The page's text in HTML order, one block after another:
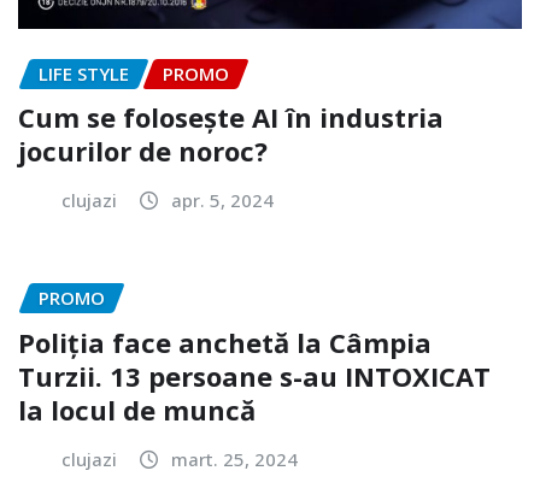
LIFE STYLE PROMO
Cum se folosește AI în industria
jocurilor de noroc?
clujazi apr. 5, 2024
PROMO
Poliția face anchetă la Câmpia
Turzii. 13 persoane s-au INTOXICAT
la locul de muncă
clujazi mart. 25, 2024